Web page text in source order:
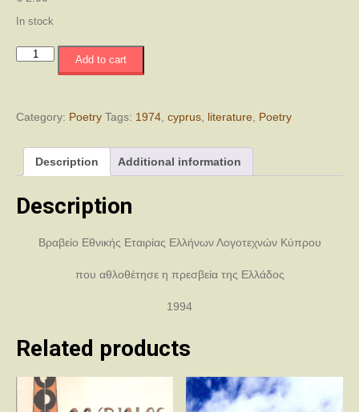
In stock
Κραυγές
Add to cart
Category: Poetry Tags: 1974, cyprus, literature, Poetry
Description Additional information
Description
Βραβείο Εθνικής Εταιρίας Ελλήνων Λογοτεχνών Κύπρου
που αθλοθέτησε η πρεσβεία της Ελλάδος
1994
Related products